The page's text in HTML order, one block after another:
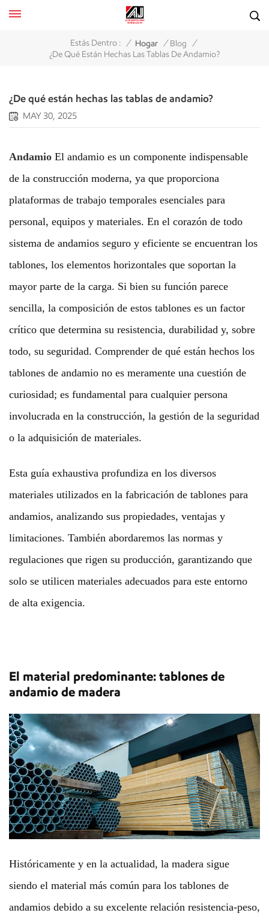
Estás Dentro : / Hogar / Blog /
¿De Qué Están Hechas Las Tablas De Andamio?
¿De qué están hechas las tablas de andamio?
MAY 30, 2025
Andamio El andamio es un componente indispensable
de la construcción moderna, ya que proporciona
plataformas de trabajo temporales esenciales para
personal, equipos y materiales. En el corazón de todo
sistema de andamios seguro y eficiente se encuentran los
tablones, los elementos horizontales que soportan la
mayor parte de la carga. Si bien su función parece
sencilla, la composición de estos tablones es un factor
crítico que determina su resistencia, durabilidad y, sobre
todo, su seguridad. Comprender de qué están hechos los
tablones de andamio no es meramente una cuestión de
curiosidad; es fundamental para cualquier persona
involucrada en la construcción, la gestión de la seguridad
o la adquisición de materiales.
Esta guía exhaustiva profundiza en los diversos
materiales utilizados en la fabricación de tablones para
andamios, analizando sus propiedades, ventajas y
limitaciones. También abordaremos las normas y
regulaciones que rigen su producción, garantizando que
solo se utilicen materiales adecuados para este entorno
de alta exigencia.
El material predominante: tablones de
andamio de madera
Históricamente y en la actualidad, la madera sigue
siendo el material más común para los tablones de
andamios debido a su excelente relación resistencia-peso,